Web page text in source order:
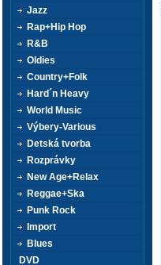
Jazz
Rap+Hip Hop
R&B
Oldies
Country+Folk
Hard´n Heavy
World Music
Výbery-Various
Detská tvorba
Rozprávky
New Age+Relax
Reggae+Ska
Punk Rock
Import
Blues
DVD